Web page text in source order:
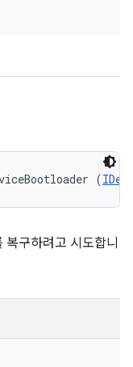
(
구하려고 시도합니